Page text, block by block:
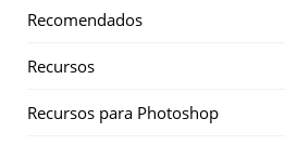
Recomendados
Recursos
Recursos para Photoshop